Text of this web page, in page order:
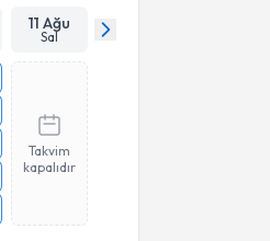
11 Ağu
Sal
Takvim
kapalıdır